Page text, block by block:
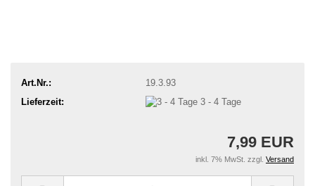
Art.Nr.:
19.3.93
Lieferzeit:
3 - 4 Tage
7,99 EUR
inkl. 7% MwSt. zzgl. Versand